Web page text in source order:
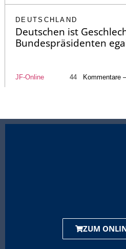
DEUTSCHLAND
Deutschen ist
Bundespräsidenten
JF-Online 44 Kommentare
ZUM